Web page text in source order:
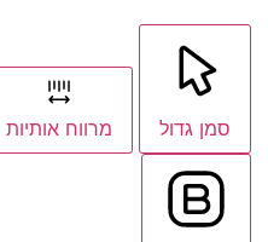
סמן גדול מרווח אותיות